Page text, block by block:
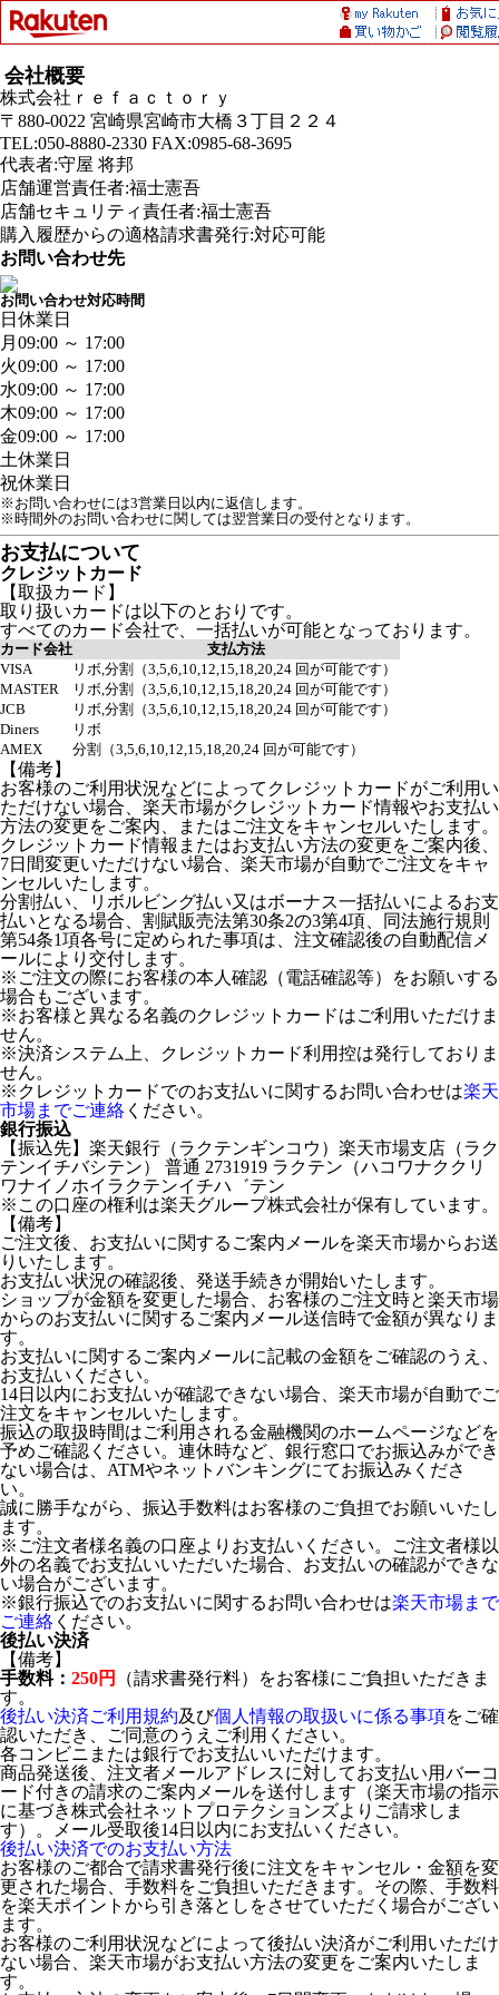
会社概要
株式会社ｒｅｆａｃｔｏｒｙ
〒880-0022 宮崎県宮崎市大橋３丁目２２４
TEL:050-8880-2330 FAX:0985-68-3695
代表者:守屋 将邦
店舗運営責任者:福士憲吾
店舗セキュリティ責任者:福士憲吾
購入履歴からの適格請求書発行:対応可能
お問い合わせ先
お問い合わせ対応時間
日 休業日
月 09:00 ～ 17:00
火09:00 ～ 17:00
水09:00 ～ 17:00
木09:00 ～ 17:00
金09:00 ～ 17:00
土休業日
祝休業日
※お問い合わせには3営業日以内に返信します。
※時間外のお問い合わせに関しては翌営業日の受付となります。
お支払について
クレジットカード
【取扱カード】
取り扱いカードは以下のとおりです。
すべてのカード会社で、一括払いが可能となっております。
カード会社
支払方法
VISA
リボ,分割（3,5,6,10,12,15,18,20,24 回が可能です）
MASTER
リボ,分割（3,5,6,10,12,15,18,20,24 回が可能です）
JCB
リボ,分割（3,5,6,10,12,15,18,20,24 回が可能です）
Diners
リボ
AMEX
分割（3,5,6,10,12,15,18,20,24 回が可能です）
【備考】
お客様のご利用状況などによってクレジットカードがご利用い
ただけない場合、楽天市場がクレジットカード情報やお支払い
方法の変更をご案内、またはご注文をキャンセルいたします。
クレジットカード情報またはお支払い方法の変更をご案内後、
7日間変更いただけない場合、楽天市場が自動でご注文をキャ
ンセルいたします。
分割払い、リボルビング払い又はボーナス一括払いによるお支
払いとなる場合、割賦販売法第30条2の3第4項、同法施行規則
第54条1項各号に定められた事項は、注文確認後の自動配信メ
ールにより交付します。
※ご注文の際にお客様の本人確認（電話確認等）をお願いする
場合もございます。
※お客様と異なる名義のクレジットカードはご利用いただけま
せん。
※決済システム上、クレジットカード利用控は発行しておりま
せん。
※クレジットカードでのお支払いに関するお問い合わせは楽天
市場までご連絡 ください。
銀行振込
【振込先】楽天銀行（ラクテンギンコウ）楽天市場支店（ラク
テンイチバシテン） 普通 2731919 ラクテン（ハコワナククリ
ワナイノホイラクテンイチハ゛テン
※この口座の権利は楽天グループ株式会社が保有しています。
【備考】
ご注文後、お支払いに関するご案内メールを楽天市場からお送
りいたします。
お支払い状況の確認後、発送手続きが開始いたします。
ショップが金額を変更した場合、お客様のご注文時と楽天市場
からのお支払いに関するご案内メール送信時で金額が異なりま
す。
お支払いに関するご案内メールに記載の金額をご確認のうえ、
お支払いください。
14日以内にお支払いが確認できない場合、楽天市場が自動でご
注文をキャンセルいたします。
振込の取扱時間はご利用される金融機関のホームページなどを
予めご確認ください。連休時など、銀行窓口でお振込みができ
ない場合は、ATMやネットバンキングにてお振込みくださ
い。
誠に勝手ながら、振込手数料はお客様のご負担でお願いいたし
ます。
※ご注文者様名義の口座よりお支払いください。ご注文者様以
外の名義でお支払いいただいた場合、お支払いの確認ができな
い場合がございます。
※銀行振込でのお支払いに関するお問い合わせは楽天市場まで
ご連絡 ください。
後払い決済
【備考】
手数料： 250円
（請求書発行料）をお客様にご負担いただきま
す。
後払い決済ご利用規約及び個人情報の取扱いに係る事項をご確
認いただき、ご同意のうえご利用ください。
各コンビニまたは銀行でお支払いいただけます。
商品発送後、注文者メールアドレスに対してお支払い用バーコ
ード付きの請求のご案内メールを送付します（楽天市場の指示
に基づき株式会社ネットプロテクションズよりご請求しま
す）。メール受取後14日以内にお支払いください。
後払い決済でのお支払い方法
お客様のご都合で請求書発行後に注文をキャンセル・金額を変
更された場合、手数料をご負担いただきます。その際、手数料
を楽天ポイントから引き落としをさせていただく場合がござい
ます。
お客様のご利用状況などによって後払い決済がご利用いただけ
ない場合、楽天市場がお支払い方法の変更をご案内いたしま
す。